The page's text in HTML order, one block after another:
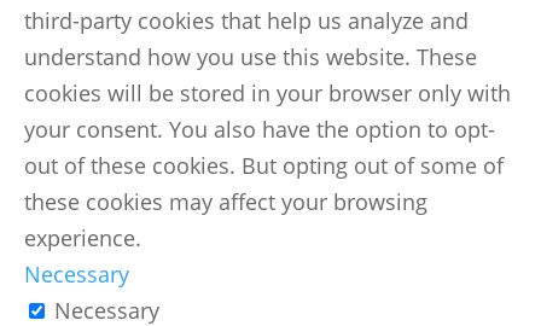
third-party cookies that help us analyze and
understand how you use this website. These
cookies will be stored in your browser only with
your consent. You also have the option to opt-
out of these cookies. But opting out of some of
these cookies may affect your browsing
experience.
Necessary
Necessary